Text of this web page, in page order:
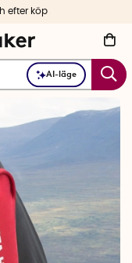
AI-läge
efter köp